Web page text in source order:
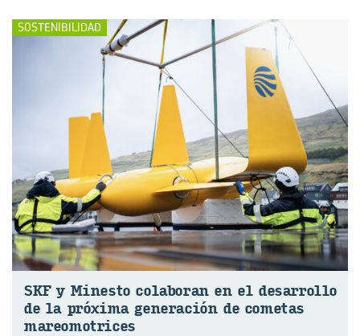
SOSTENIBILIDAD
SKF y Mi­nes­to co­la­bo­ran en el de­sa­rro­llo
de la pró­xi­ma ge­ne­ra­ción de co­me­tas
ma­reo­mo­tri­ces